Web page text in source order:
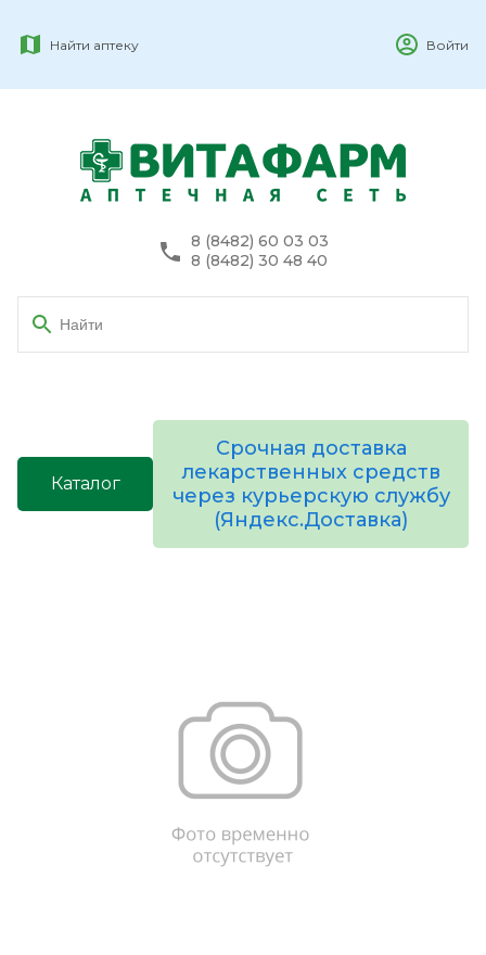
Найти аптеку Войти
8 (8482) 60 03 03
8 (8482) 30 48 40
Каталог
Срочная доставка
лекарственных средств
через курьерскую службу
(Яндекс.Доставка)